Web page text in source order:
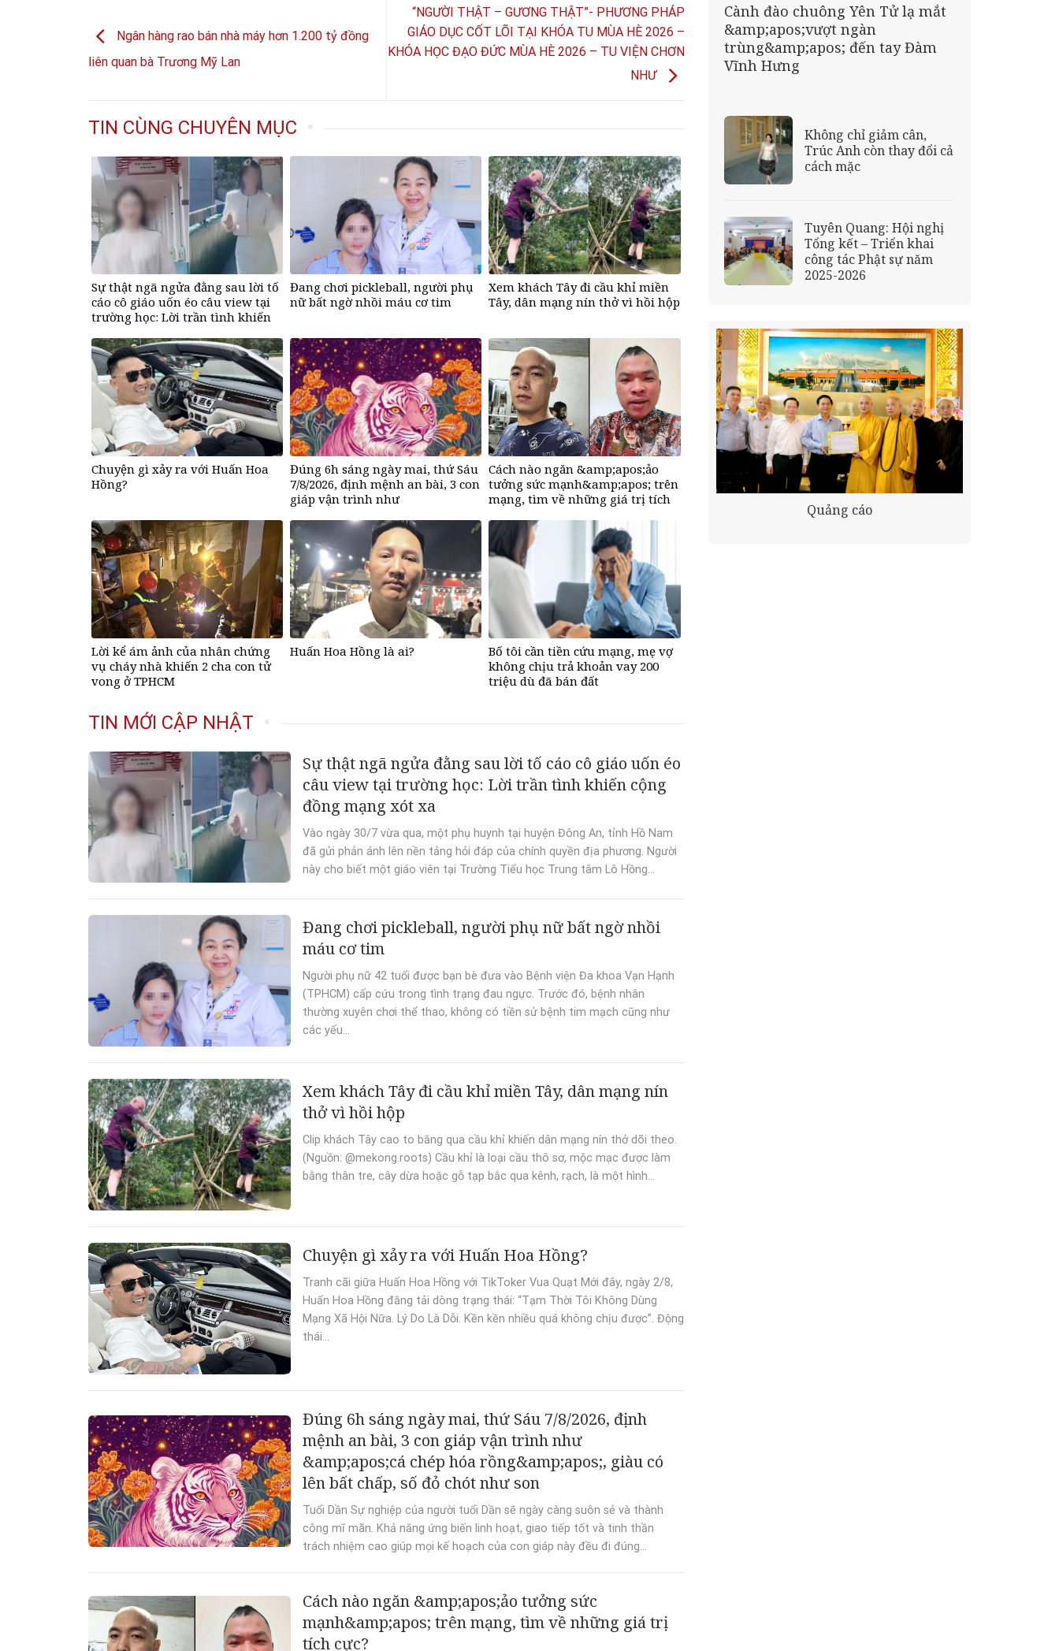
Ngân hàng rao bán nhà máy hơn 1.200 tỷ đồng
liên quan bà Trương Mỹ Lan
“NGƯỜI THẬT – GƯƠNG THẬT”- PHƯƠNG PHÁP
GIÁO DỤC CỐT LÕI TẠI KHÓA TU MÙA HÈ 2026 –
KHÓA HỌC ĐẠO ĐỨC MÙA HÈ 2026 – TU VIỆN CHƠN
NHƯ
TIN CÙNG CHUYÊN MỤC
Sự thật ngã ngửa đằng sau lời tố
cáo cô giáo uốn éo câu view tại
trường học: Lời trần tình khiến
Đang chơi pickleball, người phụ
nữ bất ngờ nhồi máu cơ tim
Xem khách Tây đi cầu khỉ miền
Tây, dân mạng nín thở vì hồi hộp
Chuyện gì xảy ra với Huấn Hoa
Hồng?
Đúng 6h sáng ngày mai, thứ Sáu
7/8/2026, định mệnh an bài, 3 con
giáp vận trình như
rồng&amp;apos;, giàu có lên bất
chấp, số đỏ chót như son
Cách nào ngăn &amp;apos;ảo
tưởng sức mạnh&amp;apos; trên
mạng, tìm về những giá trị tích
Lời kể ám ảnh của nhân chứng
vụ cháy nhà khiến 2 cha con tử
vong ở TPHCM
Huấn Hoa Hồng là ai?
Bố tôi cần tiền cứu mạng, mẹ vợ
không chịu trả khoản vay 200
triệu dù đã bán đất
TIN MỚI CẬP NHẬT
Sự thật ngã ngửa đằng sau lời tố cáo cô giáo uốn éo
câu view tại trường học: Lời trần tình khiến cộng
đồng mạng xót xa
Vào ngày 30/7 vừa qua, một phụ huynh tại huyện Đông An, tỉnh Hồ Nam
đã gửi phản ánh lên nền tảng hỏi đáp của chính quyền địa phương. Người
này cho biết một giáo viên tại Trường Tiểu học Trung tâm Lô Hồng...
Đang chơi pickleball, người phụ nữ bất ngờ nhồi
máu cơ tim
Người phụ nữ 42 tuổi được bạn bè đưa vào Bệnh viện Đa khoa Vạn Hạnh
(TPHCM) cấp cứu trong tình trạng đau ngực. Trước đó, bệnh nhân
thường xuyên chơi thể thao, không có tiền sử bệnh tim mạch cũng như
các yếu...
Xem khách Tây đi cầu khỉ miền Tây, dân mạng nín
thở vì hồi hộp
Clip khách Tây cao to băng qua cầu khỉ khiến dân mạng nín thở dõi theo.
(Nguồn: @mekong.roots) Cầu khỉ là loại cầu thô sơ, mộc mạc được làm
bằng thân tre, cây dừa hoặc gỗ tạp bắc qua kênh, rạch, là một hình...
Chuyện gì xảy ra với Huấn Hoa Hồng?
Tranh cãi giữa Huấn Hoa Hồng với TikToker Vua Quạt Mới đây, ngày 2/8,
Huấn Hoa Hồng đăng tải dòng trạng thái: “Tạm Thời Tôi Không Dùng
Mạng Xã Hội Nữa. Lý Do Là Dỗi. Kền kền nhiều quá không chịu được”. Động
thái...
Đúng 6h sáng ngày mai, thứ Sáu 7/8/2026, định
mệnh an bài, 3 con giáp vận trình như
&amp;apos;cá chép hóa rồng&amp;apos;, giàu có
lên bất chấp, số đỏ chót như son
Tuổi Dần Sự nghiệp của người tuổi Dần sẽ ngày càng suôn sẻ và thành
công mĩ mãn. Khả năng ứng biến linh hoạt, giao tiếp tốt và tinh thần
trách nhiệm cao giúp mọi kế hoạch của con giáp này đều đi đúng...
Cách nào ngăn &amp;apos;ảo tưởng sức
mạnh&amp;apos; trên mạng, tìm về những giá trị
tích cực?
Cành đào chuông Yên Tử lạ mắt
&amp;apos;vượt ngàn
trùng&amp;apos; đến tay Đàm
Vĩnh Hưng
Không chỉ giảm cân,
Trúc Anh còn thay đổi cả
cách mặc
Tuyên Quang: Hội nghị
Tổng kết – Triển khai
công tác Phật sự năm
2025-2026
Quảng cáo